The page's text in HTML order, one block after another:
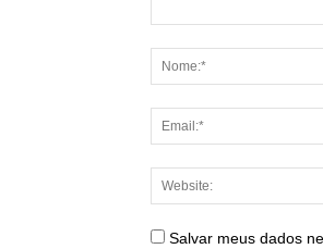
Salvar meus dados